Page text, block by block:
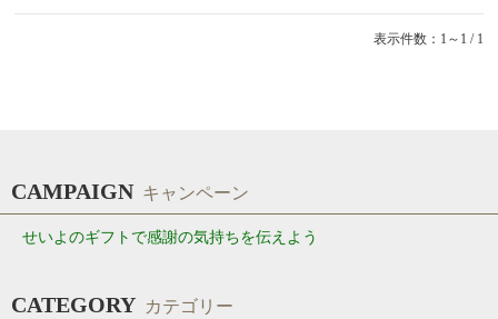
表示件数：1～1 / 1
CAMPAIGN キャンペーン
せいよのギフトで感謝の気持ちを伝えよう
CATEGORY カテゴリー